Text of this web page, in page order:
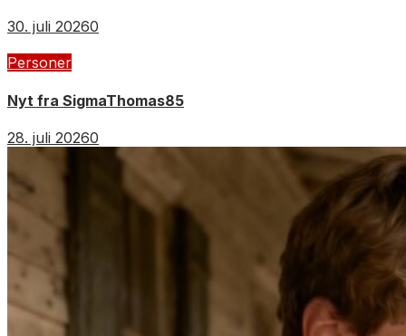
30. juli 20260
Personer
Nyt fra SigmaThomas85
28. juli 20260